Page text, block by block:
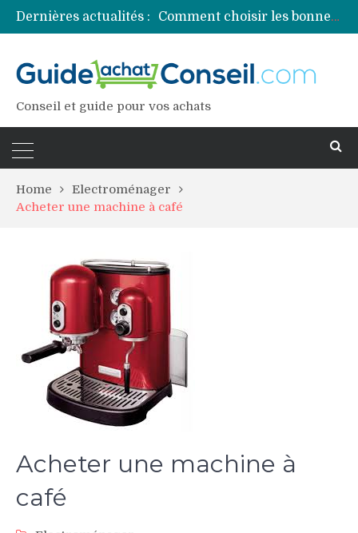
Dernières actualités :
Comment choisir les bonnes couleurs pour un projet tie and dye ?
Comment préparer sa piscine pour une période prolongée d’inutilisation ?
Conseil et guide pour vos achats
Home
Electroménager
Acheter une machine à café
Acheter une machine à
café